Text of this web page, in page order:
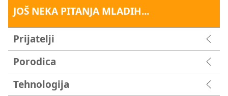
JOŠ NEKA PITANJA MLADIH...
Prijatelji
Porodica
Tehnologija